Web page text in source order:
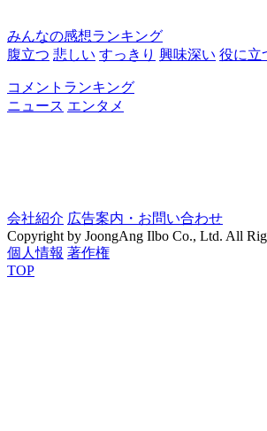
みんなの感想ランキング
腹立つ 悲しい すっきり 興味深い 役に立
コメントランキング
ニュース エンタメ
会社紹介 広告案内・お問い合わせ
Copyright by JoongAng Ilbo Co., Ltd. All
個人情報 著作権
TOP